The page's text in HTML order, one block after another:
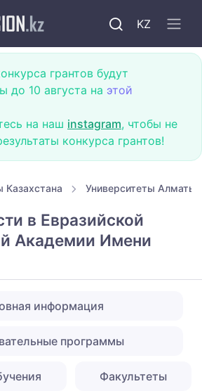
KZ
грантов будут
до 10 августа на этой
на наш instagram, чтобы не
конкурса грантов!
Казахстана Университеты Алматы
в Евразийской
Академии Имени
информация
программы
Факультеты